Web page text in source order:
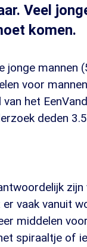
Veel
komen.
jonge mannen
voor
het
deden
zijn
vaak vanuit
middelen
spiraaltje of